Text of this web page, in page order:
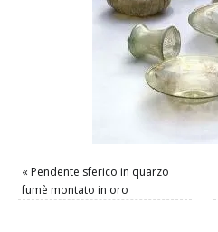
« Pendente sferico in quarzo
fumè montato in oro